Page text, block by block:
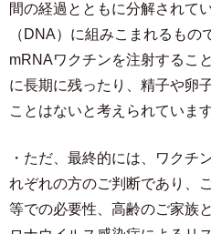
間の経過とともに分解されて
（DNA）に組みこまれるもの
mRNAワクチンを注射するこ
に長期に残ったり、精子や卵
ことはないと考えられていま
・ただ、最終的には、ワクチ
れぞれの方のご判断であり、
等での必要性、高齢のご家族